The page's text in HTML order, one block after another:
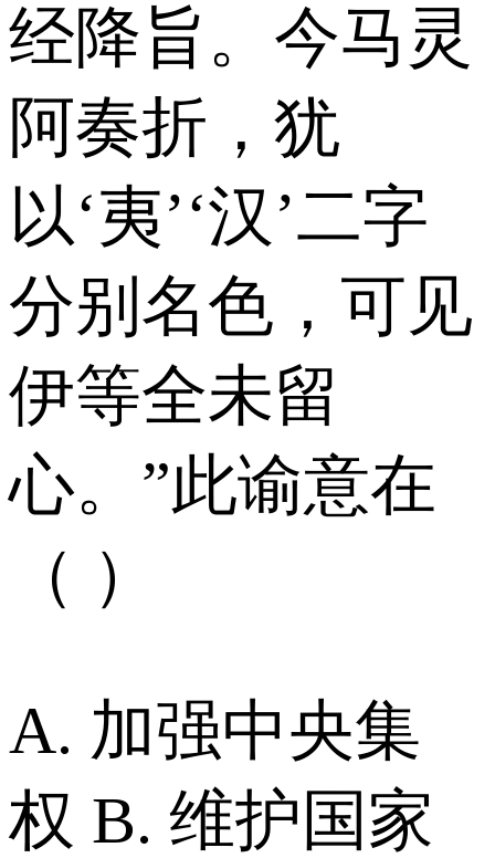
经降旨。今马灵
阿奏折，犹
以‘夷’‘汉’二字
分别名色，可见
伊等全未留
心。”此谕意在
（ ）
A. 加强中央集
权 B. 维护国家